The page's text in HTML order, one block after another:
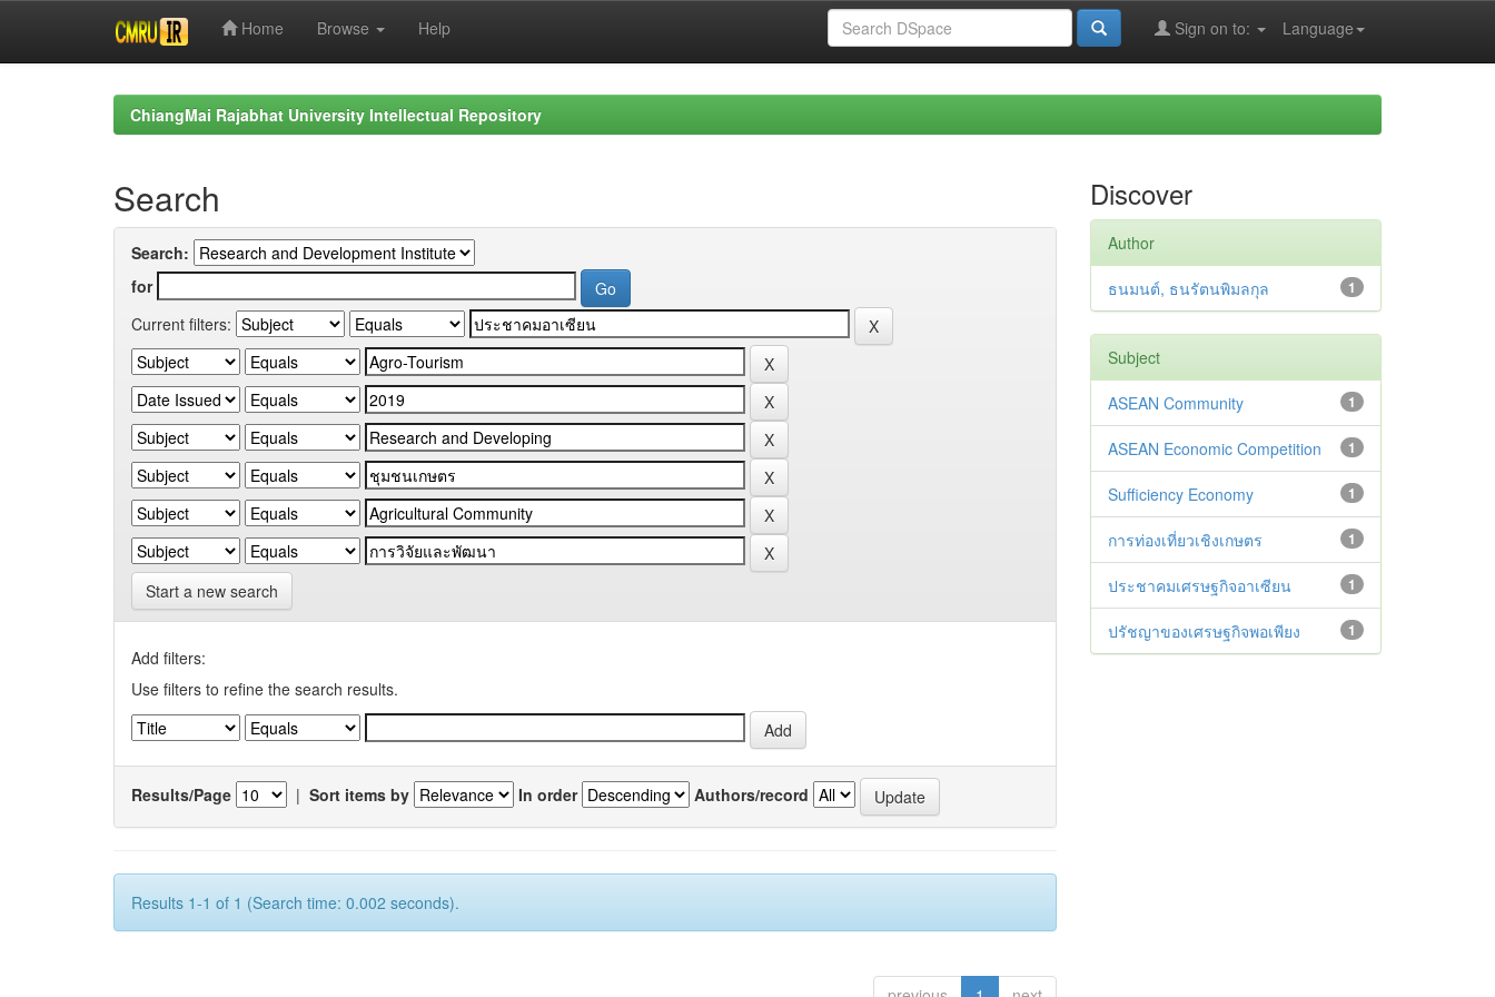
Home Browse Help Language
Sign on to:
ChiangMai Rajabhat University Intellectual Repository
Search
Search:
for
Current filters:
Start a new search
Add filters:
Use filters to refine the search results.
Results/Page | Sort items by In order Authors/record
Results 1-1 of 1 (Search time: 0.002 seconds).
Discover
Author
1
ธนมนต์, ธนรัตนพิมลกุล
Subject
1
ASEAN Community
1
ASEAN Economic Competition
1
Sufficiency Economy
1
การท่องเที่ยวเชิงเกษตร
1
ประชาคมเศรษฐกิจอาเซียน
1
ปรัชญาของเศรษฐกิจพอเพียง